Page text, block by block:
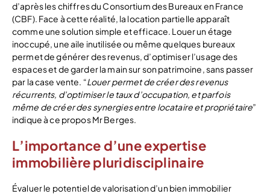
d’après les chiffres du Consortium des Bureaux en France
(CBF). Face à cette réalité, la location partielle apparaît
comme une solution simple et efficace. Louer un étage
inoccupé, une aile inutilisée ou même quelques bureaux
permet de générer des revenus, d’optimiser l’usage des
espaces et de garder la main sur son patrimoine, sans passer
par la case vente. “Louer permet de créer des revenus
récurrents, d’optimiser le taux d’occupation, et parfois
même de créer des synergies entre locataire et propriétaire”
indique à ce propos Mr Berges.
L’importance d’une expertise
immobilière pluridisciplinaire
Évaluer le potentiel de valorisation d’un bien immobilier